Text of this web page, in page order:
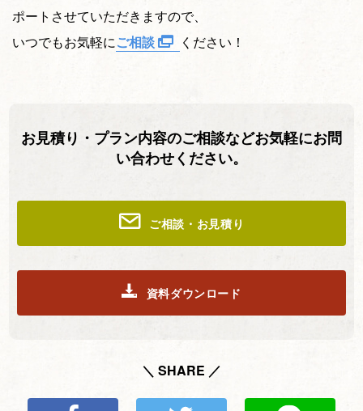
ポートさせていただきますので、
いつでもお気軽にご相談 ください！
お見積り・プラン内容のご相談などお気軽にお問
い合わせください。
ご相談・お見積り
資料ダウンロード
＼ SHARE ／